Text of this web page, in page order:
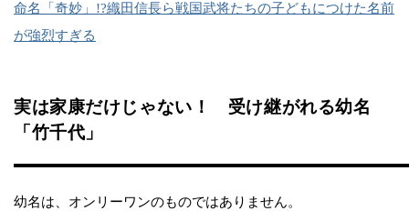
命名「奇妙」!?織田信長ら戦国武将たちの子どもにつけた名前
が強烈すぎる
実は家康だけじゃない！ 受け継がれる幼名
「竹千代」
幼名は、オンリーワンのものではありません。